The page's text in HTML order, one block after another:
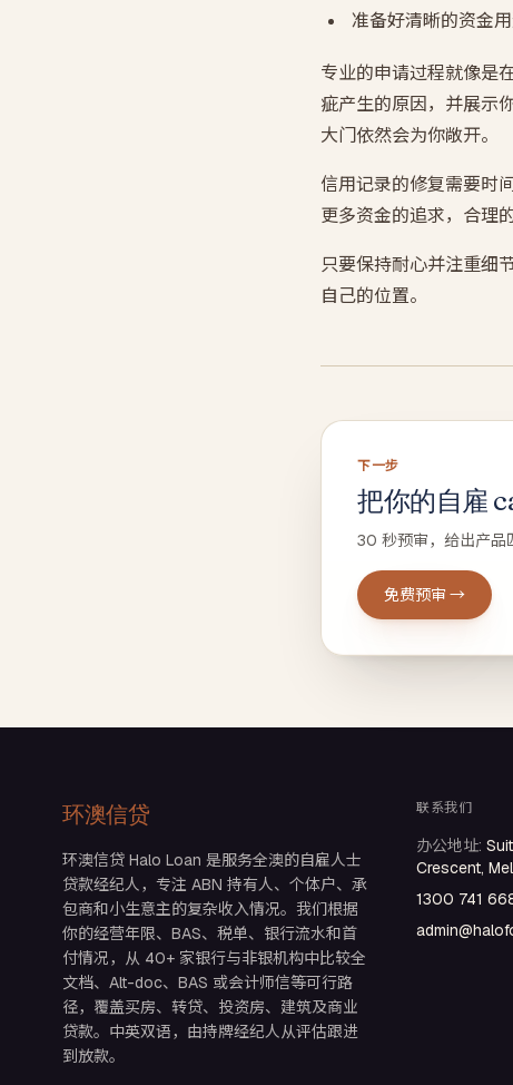
准备好清晰的资金
专业的申请过程就像是
疵产生的原因，并展示
大门依然会为你敞开。
信用记录的修复需要时
更多资金的追求，合理
只要保持耐心并注重细
自己的位置。
下一步
把你的自雇
30 秒预审，给出产品
免费预审 →
环澳信贷
环澳信贷 Halo Loan 是服务全澳的自雇人士
贷款经纪人，专注 ABN 持有人、个体户、承
包商和小生意主的复杂收入情况。我们根据
你的经营年限、BAS、税单、银行流水和首
付情况，从 40+ 家银行与非银机构中比较全
文档、Alt-doc、BAS 或会计师信等可行路
径，覆盖买房、转贷、投资房、建筑及商业
贷款。中英双语，由持牌经纪人从评估跟进
到放款。
联系我们
办公地址:
Crescent,
1300 741